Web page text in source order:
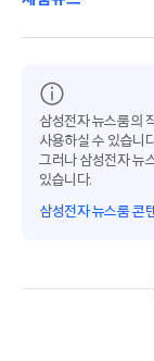
삼성전자 뉴스룸의
사용하실 수 있습니
그러나 삼성전자 뉴
있습니다.
삼성전자 뉴스룸 콘